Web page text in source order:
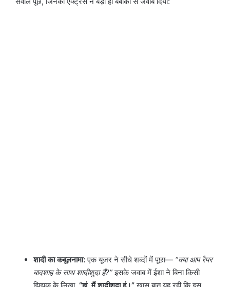
शादी का कबूलनामा:एक यूजर ने सीधे शब्दों में पूछा— “क्या आप रैपर
बादशाह के साथ शादीशुदा हैं?”इसके जवाब में ईशा ने बिना किसी